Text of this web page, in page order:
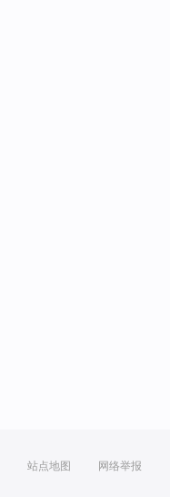
站点地图 网络举报